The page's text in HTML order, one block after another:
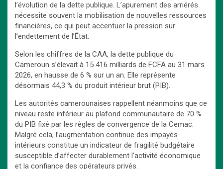
l’évolution de la dette publique. L’apurement des arriérés
nécessite souvent la mobilisation de nouvelles ressources
financières, ce qui peut accentuer la pression sur
l’endettement de l’État.
Selon les chiffres de la CAA, la dette publique du
Cameroun s’élevait à 15 416 milliards de FCFA au 31 mars
2026, en hausse de 6 % sur un an. Elle représente
désormais 44,3 % du produit intérieur brut (PIB).
Les autorités camerounaises rappellent néanmoins que ce
niveau reste inférieur au plafond communautaire de 70 %
du PIB fixé par les règles de convergence de la Cemac.
Malgré cela, l’augmentation continue des impayés
intérieurs constitue un indicateur de fragilité budgétaire
susceptible d’affecter durablement l’activité économique
et la confiance des opérateurs privés.